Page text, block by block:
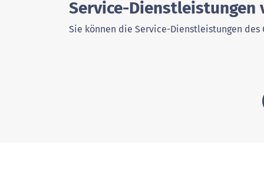
Service-
Sie können die Service-Dienstleistungen des